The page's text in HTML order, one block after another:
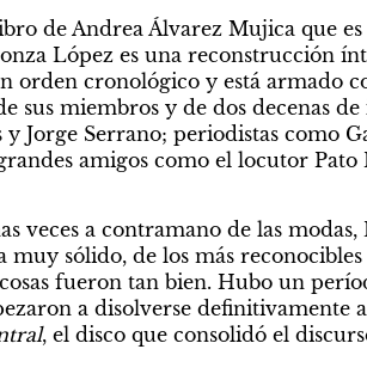
de Andrea Álvarez Mujica que
López es una reconstrucción
orden cronológico y está armado
sus miembros y de dos decenas
Jorge Serrano; periodistas como
amigos como el locutor
veces a contramano de las modas,
muy sólido, de los más
fueron tan bien. Hubo un
a disolverse definitivamente
, el disco que consolidó el